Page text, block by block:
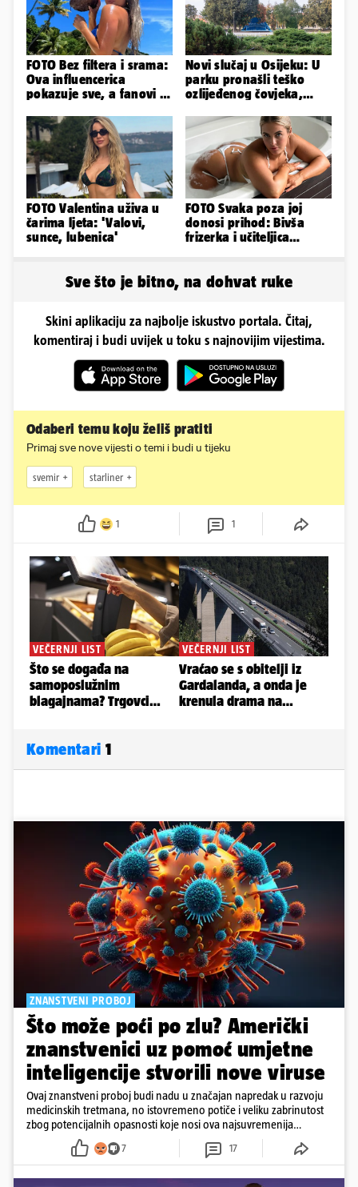
FOTO Bez filtera i srama:
Ova influencerica
pokazuje sve, a fanovi je
Novi slučaj u Osijeku: U
parku pronašli teško
ozlijeđenog čovjeka,
FOTO Valentina uživa u
čarima ljeta: 'Valovi,
sunce, lubenica'
FOTO Svaka poza joj
donosi prihod: Bivša
frizerka i učiteljica
Sve što je bitno, na dohvat ruke
Skini aplikaciju za najbolje iskustvo portala. Čitaj,
komentiraj i budi uvijek u toku s najnovijim vijestima.
Odaberi temu koju želiš pratiti
Primaj sve nove vijesti o temi i budi u tijeku
svemir starliner
1 1
Komentari 1
ZNANSTVENI PROBOJ
Što može poći po zlu? Američki
znanstvenici uz pomoć umjetne
inteligencije stvorili nove viruse
Ovaj znanstveni proboj budi nadu u značajan napredak u razvoju
medicinskih tretmana, no istovremeno potiče i veliku zabrinutost
zbog potencijalnih opasnosti koje nosi ova najsuvremenija
tehnologija.
7 17